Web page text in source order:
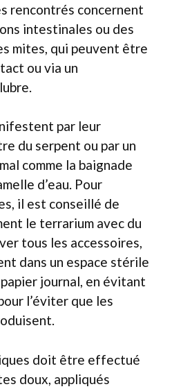
rencontrés concernent
intestinales ou des
mites, qui peuvent être
ou via un
par leur
du serpent ou par un
comme la baignade
d’eau. Pour
il est conseillé de
le terrarium avec du
tous les accessoires,
dans un espace stérile
journal, en évitant
l’éviter que les
doit être effectué
doux, appliqués